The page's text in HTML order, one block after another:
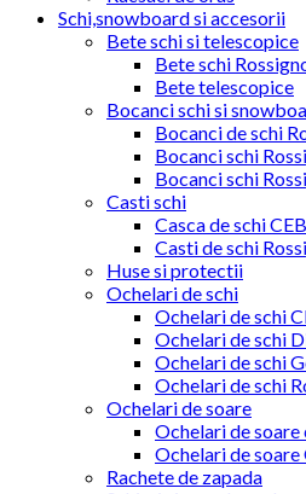
Schi,snowboard si accesorii
Bete schi si telescopice
Bete schi
Bete telescopice
Bocanci schi si
Bocanci de schi
Bocanci schi
Bocanci schi
Casti schi
Casca de schi
Casti de schi
Huse si protectii
Ochelari de schi
Ochelari de schi
Ochelari de schi
Ochelari de schi
Ochelari de schi
Ochelari de soare
Ochelari de soare
Ochelari de soare
Rachete de zapada